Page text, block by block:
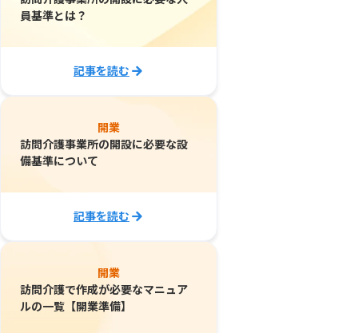
員基準とは？
記事を読む
開業
訪問介護事業所の開設に必要な設
備基準について
記事を読む
開業
訪問介護で作成が必要なマニュア
ルの一覧【開業準備】